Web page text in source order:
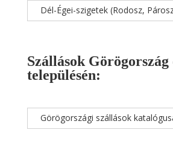
Dél-Égei-szigetek (Rodosz,
Szállások Görögország
településén:
Görögországi szállások